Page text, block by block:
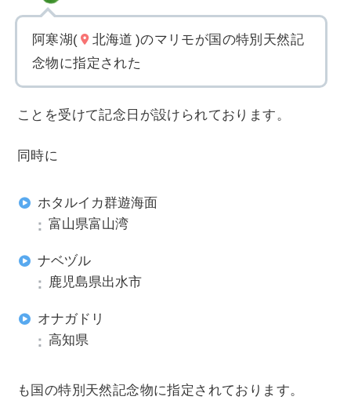
阿寒湖( 北海道 )のマリモが国の特別天然記
念物に指定された
ことを受けて記念日が設けられております。
同時に
ホタルイカ群遊海面
富山県富山湾
ナベヅル
鹿児島県出水市
オナガドリ
高知県
も国の特別天然記念物に指定されております。